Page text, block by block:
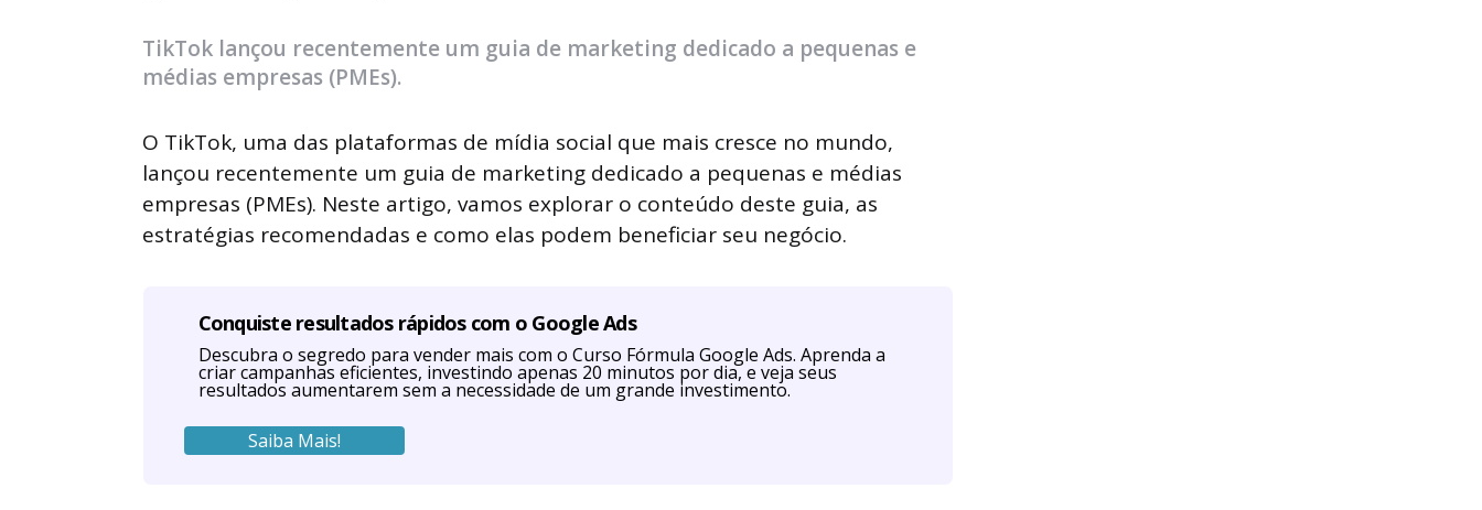
TikTok lançou recentemente um guia de marketing dedicado a pequenas e
médias empresas (PMEs).
O TikTok, uma das plataformas de mídia social que mais cresce no mundo,
lançou recentemente um guia de marketing dedicado a pequenas e médias
empresas (PMEs). Neste artigo, vamos explorar o conteúdo deste guia, as
estratégias recomendadas e como elas podem beneficiar seu negócio.
Conquiste resultados rápidos com o Google Ads
Descubra o segredo para vender mais com o Curso Fórmula Google Ads. Aprenda a
criar campanhas eficientes, investindo apenas 20 minutos por dia, e veja seus
resultados aumentarem sem a necessidade de um grande investimento.
Saiba Mais!